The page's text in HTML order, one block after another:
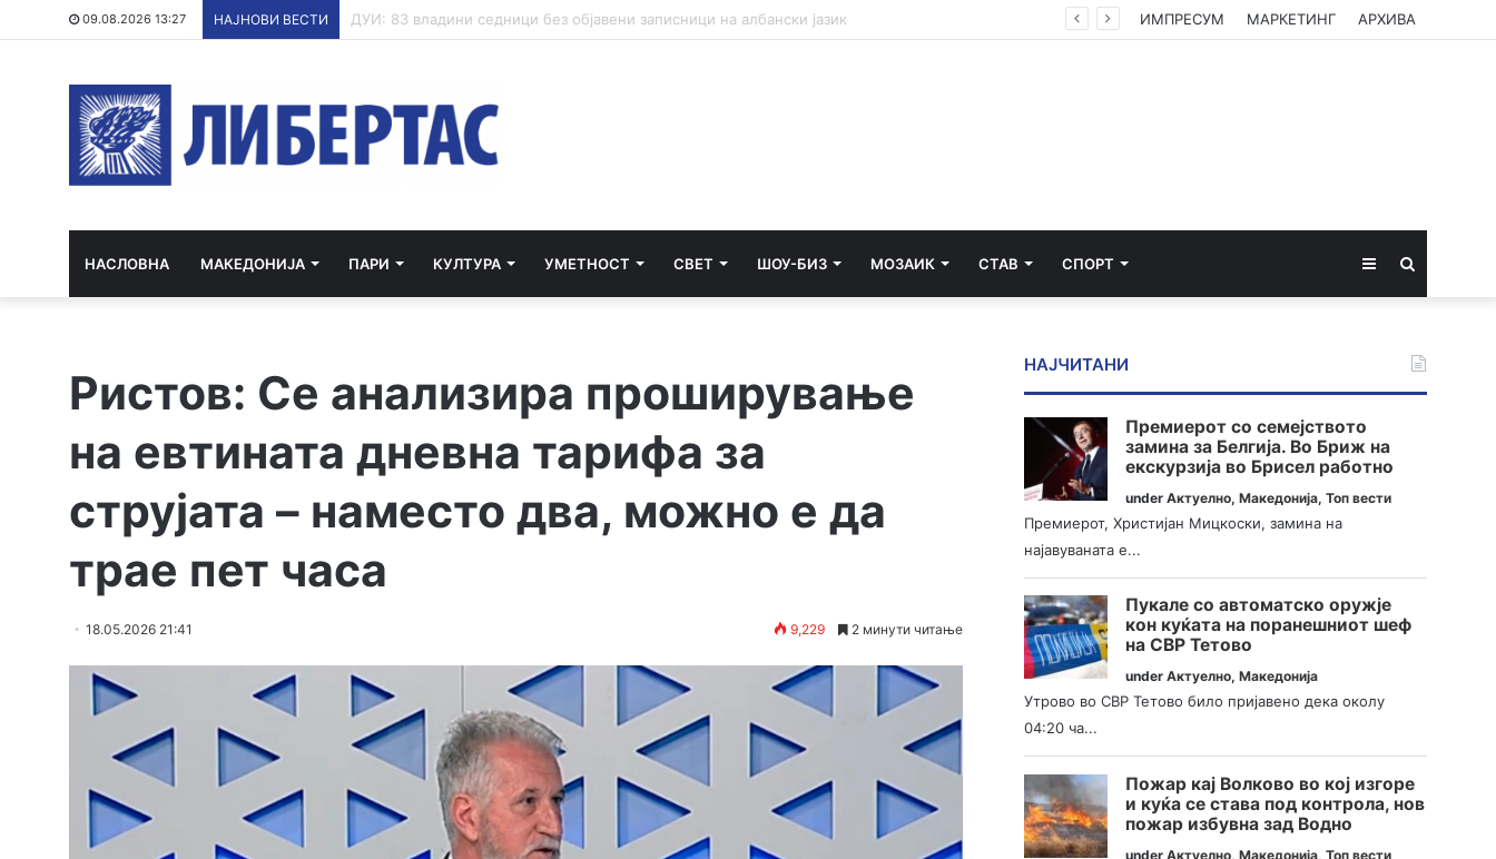
09.08.2026 13:27 НАЈНОВИ ВЕСТИ Постапка против едно лице за тешка сообраќајна несреќа во Радишани ИМПРЕСУМ МАРКЕТИНГ АРХИВА
НАСЛОВНА МАКЕДОНИЈА ПАРИ КУЛТУРА УМЕТНОСТ СВЕТ ШОУ-БИЗ МОЗАИК СТАВ СПОРТ Sidebar
Ристов: Се анализира проширување
на евтината дневна тарифа за
струјата – наместо два, можно е да
трае пет часа
18.05.2026 21:41 9,229 2 минути читање
НАЈЧИТАНИ
Премиерот со семејството
замина за Белгија. Во Бриж на
екскурзија во Брисел работно
underАктуелно,Македонија,Топ вести
Премиерот, Христијан Мицкоски, замина на
најавуваната е...
Пукале со автоматско оружје
кон куќата на поранешниот шеф
на СВР Тетово
underАктуелно,Македонија
Утрово во СВР Тетово било пријавено дека околу
04:20 ча...
Пожар кај Волково во кој изгоре
и куќа се става под контрола, нов
пожар избувна зад Водно
underАктуелно,Македонија,Топ вести